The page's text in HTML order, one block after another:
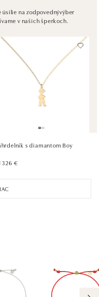
- Chodov
na zodpovednývýber
v našich šperkoch.
s diamantom Boy
326 €